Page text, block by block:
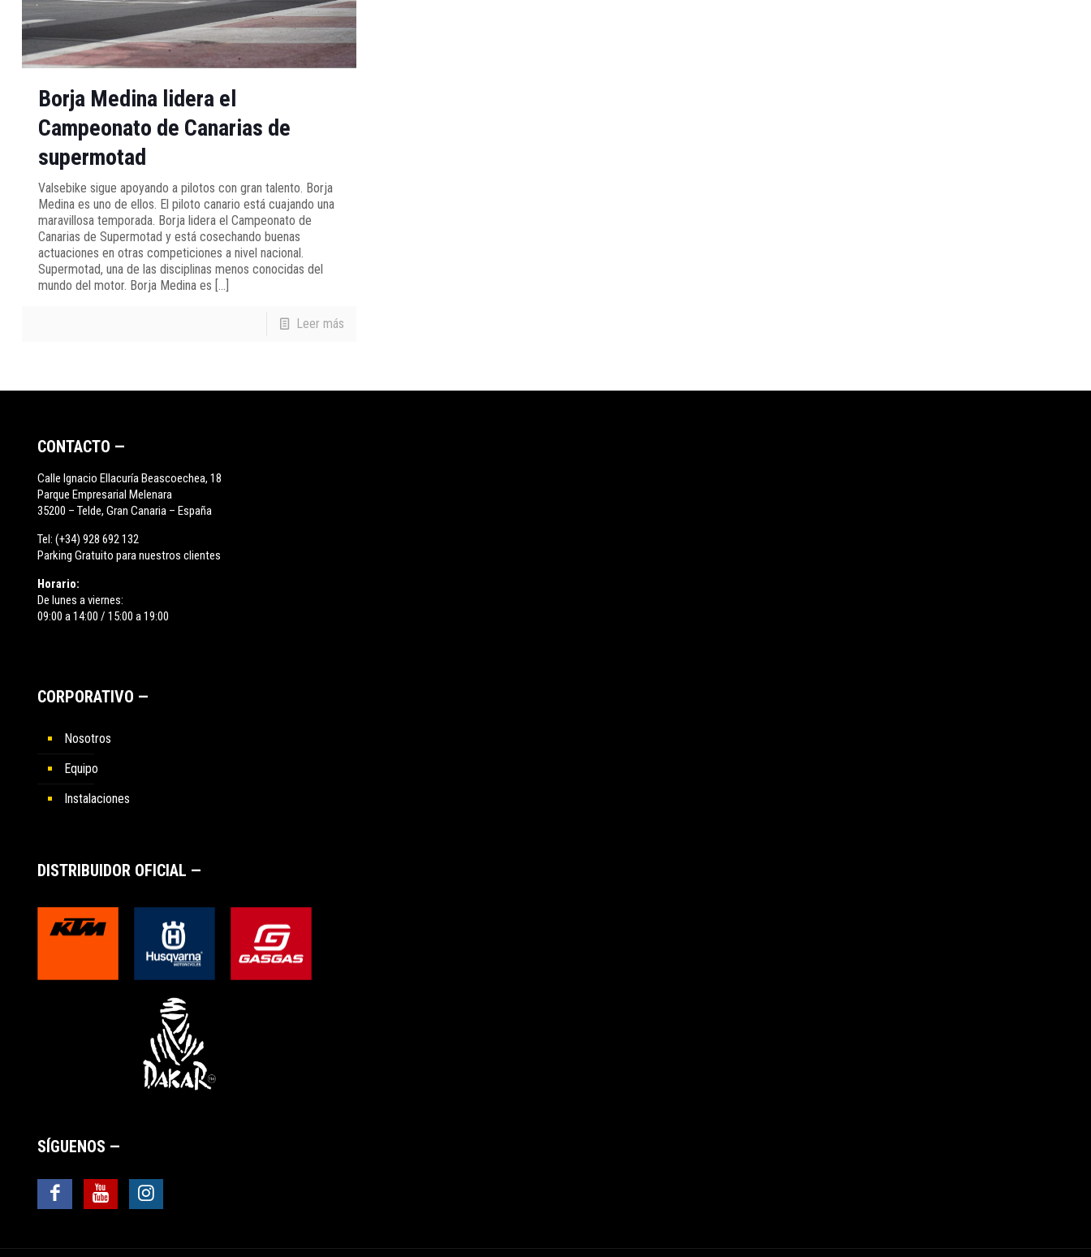
Borja Medina lidera el
Campeonato de Canarias de
supermotad
Valsebike sigue apoyando a pilotos con gran talento. Borja
Medina es uno de ellos. El piloto canario está cuajando una
maravillosa temporada. Borja lidera el Campeonato de
Canarias de Supermotad y está cosechando buenas
actuaciones en otras competiciones a nivel nacional.
Supermotad, una de las disciplinas menos conocidas del
mundo del motor. Borja Medina es […]
Leer más
CONTACTO —
Calle Ignacio Ellacuría Beascoechea, 18
Parque Empresarial Melenara
35200 – Telde, Gran Canaria – España
Tel:(+34) 928 692 132
Parking Gratuito para nuestros clientes
Horario:
De lunes a viernes:
09:00 a 14:00 / 15:00 a 19:00
CORPORATIVO —
Nosotros
Equipo
Instalaciones
DISTRIBUIDOR OFICIAL —
SÍGUENOS —